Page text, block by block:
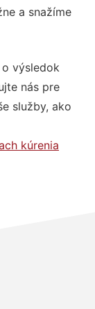
a snažíme
o výsledok
nás pre
služby, ako
kúrenia